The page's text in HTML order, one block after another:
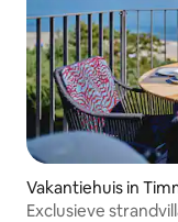
Vakantiehuis in
Exclusieve